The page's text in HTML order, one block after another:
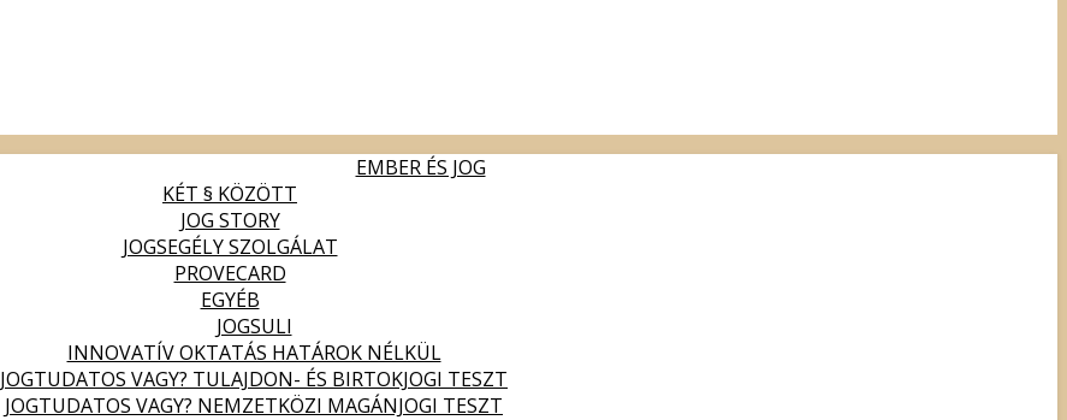
EMBER ÉS JOG
KÉT § KÖZÖTT
JOG STORY
JOGSEGÉLY SZOLGÁLAT
PROVECARD
EGYÉB
JOGSULI
INNOVATÍV OKTATÁS HATÁROK NÉLKÜL
JOGTUDATOS VAGY? TULAJDON- ÉS BIRTOKJOGI TESZT
JOGTUDATOS VAGY? NEMZETKÖZI MAGÁNJOGI TESZT